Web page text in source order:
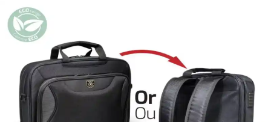
TABLET
RAČUNARI
MONITORI
DODATNA
OPREMA
MOBILNI I
FIKSNI